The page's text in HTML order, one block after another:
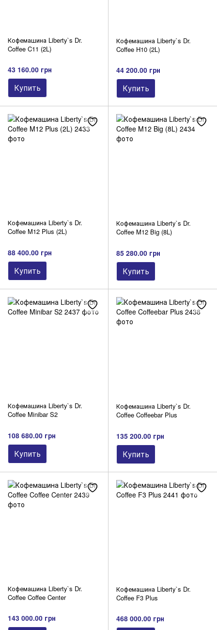
Кофемашина Liberty`s Dr.
Coffee C11 (2L)
43 160.00 грн
Купить
Кофемашина Liberty`s Dr.
Coffee H10 (2L)
44 200.00 грн
Купить
Кофемашина Liberty`s Dr.
Coffee M12 Plus (2L)
88 400.00 грн
Купить
Кофемашина Liberty`s Dr.
Coffee M12 Big (8L)
85 280.00 грн
Купить
Кофемашина Liberty`s Dr.
Coffee Minibar S2
108 680.00 грн
Купить
Кофемашина Liberty`s Dr.
Coffee Coffeebar Plus
135 200.00 грн
Купить
Кофемашина Liberty`s Dr.
Coffee Coffee Center
143 000.00 грн
Кофемашина Liberty`s Dr.
Coffee F3 Plus
468 000.00 грн